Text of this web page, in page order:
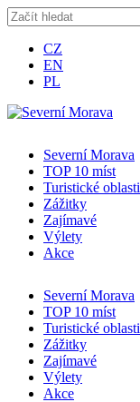
CZ
EN
PL
Severní Morava
TOP 10 míst
Turistické oblasti
Zážitky
Zajímavé
Výlety
Akce
Severní Morava
TOP 10 míst
Turistické oblasti
Zážitky
Zajímavé
Výlety
Akce